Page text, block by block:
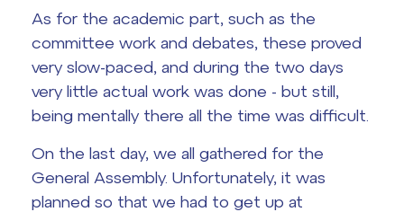
As for the academic part, such as the
committee work and debates, these proved
very slow-paced, and during the two days
very little actual work was done - but still,
being mentally there all the time was difficult.
On the last day, we all gathered for the
General Assembly. Unfortunately, it was
planned so that we had to get up at